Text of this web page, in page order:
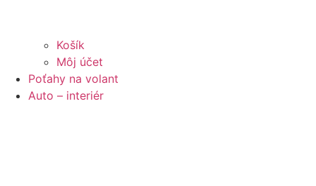
Košík
Môj účet
Poťahy na volant
Auto – interiér